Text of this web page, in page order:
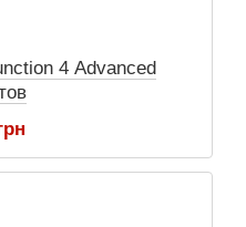
4 Advanced